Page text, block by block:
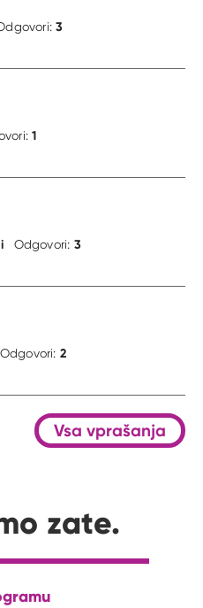
3
1
Odgovori: 3
Odgovori: 2
Vsa vprašanja
zate.